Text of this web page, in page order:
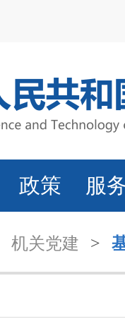
政策 服
机关党建 >